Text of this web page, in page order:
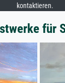
kontaktieren.
für